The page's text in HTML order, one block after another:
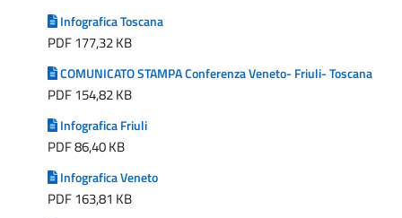
Infografica Toscana
PDF 177,32 KB
COMUNICATO STAMPA Conferenza Veneto- Friuli- Toscana
PDF 154,82 KB
Infografica Friuli
PDF 86,40 KB
Infografica Veneto
PDF 163,81 KB